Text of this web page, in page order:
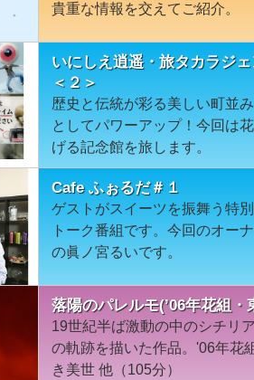
貴重な情報を交えてご紹介。
いにしえ逍遥・旅タカラジ
＜２＞
歴史と伝統が彩る美しい町並
としてパワーアップ！今回は
げる記念館を旅します。
Cafe ふぉるだ＃１
ゲストがスイーツを振舞う特
トーク番組です。今回のオー
の眞ノ宮るいです。
落陽のパレルモ(’06年花組・
19世紀半ば激動の中のシチリ
の軌跡を描いた作品。'06年花
き美世 他（105分）